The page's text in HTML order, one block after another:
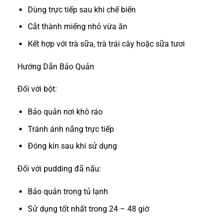
Dùng trực tiếp sau khi chế biến
Cắt thành miếng nhỏ vừa ăn
Kết hợp với trà sữa, trà trái cây hoặc sữa tươi
Hướng Dẫn Bảo Quản
Đối với bột:
Bảo quản nơi khô ráo
Tránh ánh nắng trực tiếp
Đóng kín sau khi sử dụng
Đối với pudding đã nấu:
Bảo quản trong tủ lạnh
Sử dụng tốt nhất trong 24 – 48 giờ